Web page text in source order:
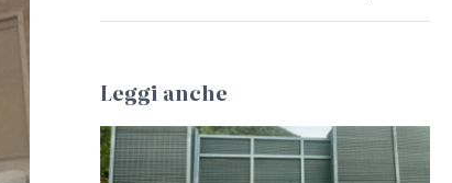
Leggi anche